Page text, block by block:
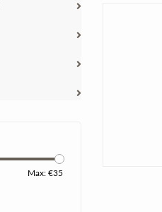
Max: €35